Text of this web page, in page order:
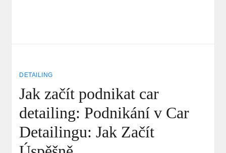
DETAILING
Jak začít podnikat car
detailing: Podnikání v Car
Detailingu: Jak Začít